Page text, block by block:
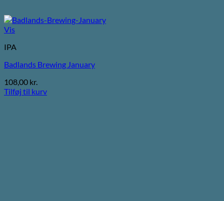
Vis
IPA
Badlands Brewing January
108,00 kr.
Tilføj til kurv